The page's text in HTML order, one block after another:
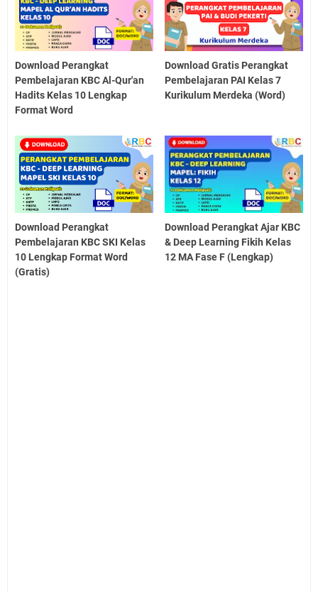
Download Perangkat
Pembelajaran KBC Al-Qur'an
Hadits Kelas 10 Lengkap
Format Word
Download Gratis Perangkat
Pembelajaran PAI Kelas 7
Kurikulum Merdeka (Word)
Download Perangkat
Pembelajaran KBC SKI Kelas
10 Lengkap Format Word
(Gratis)
Download Perangkat Ajar KBC
& Deep Learning Fikih Kelas
12 MA Fase F (Lengkap)